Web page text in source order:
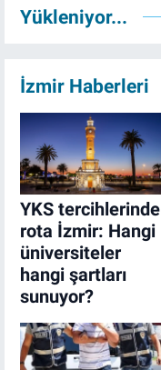
Yükleniyor...
İzmir Haberleri
YKS tercihlerinde
rota İzmir: Hangi
üniversiteler
hangi şartları
sunuyor?